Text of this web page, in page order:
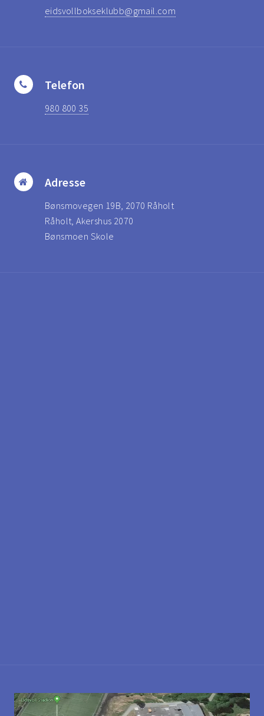
eidsvollbokseklubb@gmail.com
Telefon
980 800 35
Adresse
Bønsmovegen 19B, 2070 Råholt
Råholt, Akershus 2070
Bønsmoen Skole